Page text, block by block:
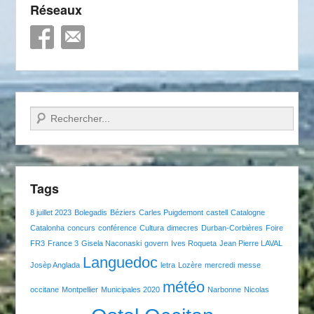
Réseaux
Recherche
Tags
8 juillet 2023 Bolegadis Béziers Carles Puigdemont castell Catalogne
Catalonha concurs conférence Cultura dimecres Durban-Corbières Foire
FR3 France 3 Gisela Naconaski govern Ives Roqueta Jean Pierre LAVAL
Josèp Anglada Languedoc letra Lozère mercredi messe
occitane Montpellier Municipales 2020 météo Narbonne Nicolas